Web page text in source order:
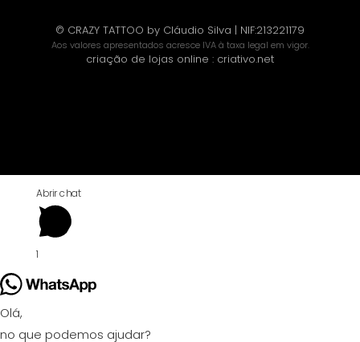
© CRAZY TATTOO by Cláudio Silva | NIF:213221179
Aos valores apresentados acresce IVA à taxa legal em vigor.
criação de lojas online : criativo.net
Abrir chat
1
Olá,
no que podemos ajudar?